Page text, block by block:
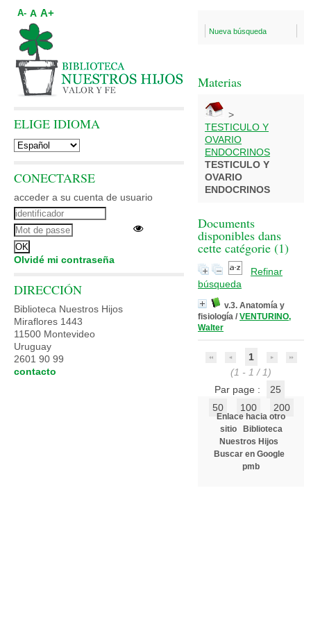
Nueva búsqueda
Materias
>
TESTICULO Y
OVARIO
ENDOCRINOS
TESTICULO Y
OVARIO
ENDOCRINOS
Documents
disponibles dans
cette catégorie (1)
Refinar
búsqueda
v.3. Anatomía y
fisiología / VENTURINO,
Walter
1
(1 - 1 / 1)
Par page :
25
50
100 200
Enlace hacia otro
sitio
Biblioteca
Nuestros Hijos
Buscar en Google
pmb
A- A A+
ELIGE IDIOMA
CONECTARSE
acceder a su cuenta de usuario
Olvidé mi contraseña
DIRECCIÓN
Biblioteca Nuestros Hijos
Miraflores 1443
11500 Montevideo
Uruguay
2601 90 99
contacto